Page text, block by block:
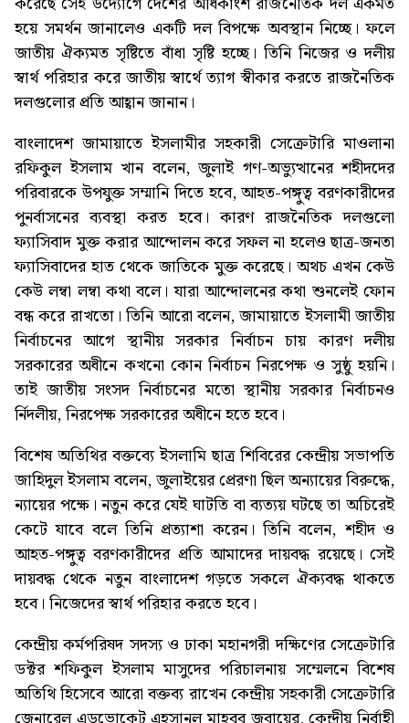
হয়ে সমর্থন জানালেও একটি দল বিপক্ষে অবস্থান নিচ্ছে। ফলে
জাতীয় ঐক্যমত সৃষ্টিতে বাঁধা সৃষ্টি হচ্ছে। তিনি নিজের ও দলীয়
স্বার্থ পরিহার করে জাতীয় স্বার্থে ত্যাগ স্বীকার করতে রাজনৈতিক
দলগুলোর প্রতি আহ্বান জানান।
বাংলাদেশ জামায়াতে ইসলামীর সহকারী সেক্রেটারি মাওলানা
রফিকুল ইসলাম খান বলেন, জুলাই গণ-অভ্যুত্থানের শহীদদের
পরিবারকে উপযুক্ত সম্মানি দিতে হবে, আহত-পঙ্গুত্ব বরণকারীদের
পুনর্বাসনের ব্যবস্থা করত হবে। কারণ রাজনৈতিক দলগুলো
ফ্যাসিবাদ মুক্ত করার আন্দোলন করে সফল না হলেও ছাত্র-জনতা
ফ্যাসিবাদের হাত থেকে জাতিকে মুক্ত করেছে। অথচ এখন কেউ
কেউ লম্বা লম্বা কথা বলে। যারা আন্দোলনের কথা শুনলেই ফোন
বন্ধ করে রাখতো। তিনি আরো বলেন, জামায়াতে ইসলামী জাতীয়
নির্বাচনের আগে স্থানীয় সরকার নির্বাচন চায় কারণ দলীয়
সরকারের অধীনে কখনো কোন নির্বাচন নিরপেক্ষ ও সুষ্ঠু হয়নি।
তাই জাতীয় সংসদ নির্বাচনের মতো স্থানীয় সরকার নির্বাচনও
র্নিদলীয়, নিরপেক্ষ সরকারের অধীনে হতে হবে।
বিশেষ অতিথির বক্তব্যে ইসলামি ছাত্র শিবিরের কেন্দ্রীয় সভাপতি
জাহিদুল ইসলাম বলেন, জুলাইয়ের প্রেরণা ছিল অন্যায়ের বিরুদ্ধে,
ন্যায়ের পক্ষে। নতুন করে যেই ঘাটতি বা ব্যত্যয় ঘটছে তা অচিরেই
কেটে যাবে বলে তিনি প্রত্যাশা করেন। তিনি বলেন, শহীদ ও
আহত-পঙ্গুত্ব বরণকারীদের প্রতি আমাদের দায়বদ্ধ রয়েছে। সেই
দায়বদ্ধ থেকে নতুন বাংলাদেশ গড়তে সকলে ঐক্যবদ্ধ থাকতে
হবে। নিজেদের স্বার্থ পরিহার করতে হবে।
কেন্দ্রীয় কর্মপরিষদ সদস্য ও ঢাকা মহানগরী দক্ষিণের সেক্রেটারি
ডক্টর শফিকুল ইসলাম মাসুদের পরিচালনায় সম্মেলনে বিশেষ
অতিথি হিসেবে আরো বক্তব্য রাখেন কেন্দ্রীয় সহকারী সেক্রেটারি